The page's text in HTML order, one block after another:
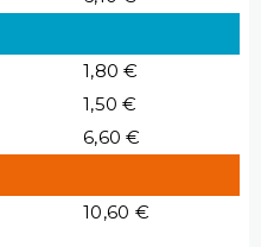
1,80 €
1,50 €
6,60 €
10,60 €